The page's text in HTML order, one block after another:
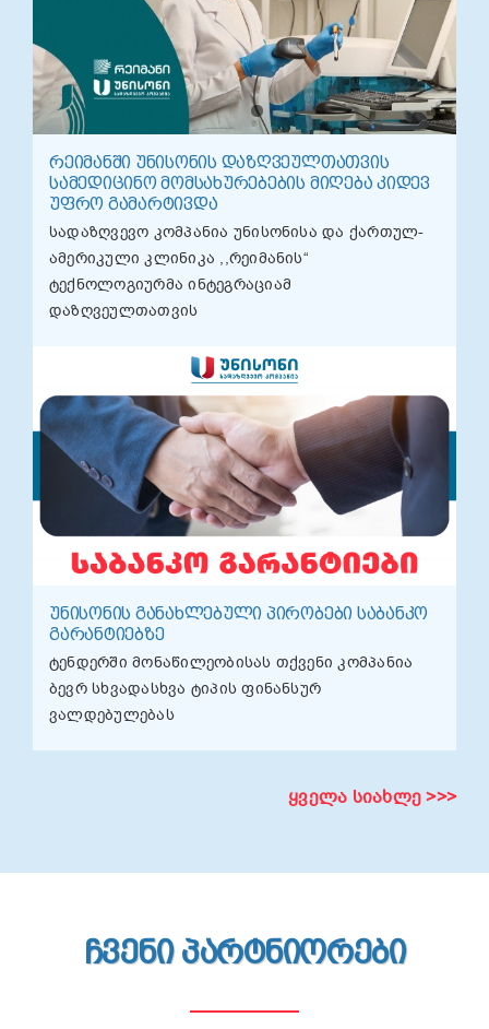
ᲠᲔᲘᲛᲐᲜᲨᲘ ᲣᲜᲘᲡᲝᲜᲘᲡ ᲓᲐᲖᲦᲕᲔᲣᲚᲗᲐᲗᲕᲘᲡ
ᲡᲐᲛᲔᲓᲘᲪᲘᲜᲝ ᲛᲝᲛᲡᲐᲮᲣᲠᲔᲑᲔᲑᲘᲡ ᲛᲘᲦᲔᲑᲐ ᲙᲘᲓᲔᲕ
ᲣᲤᲠᲝ ᲒᲐᲛᲐᲠᲢᲘᲕᲓᲐ
სადაზღვევო კომპანია უნისონისა და ქართულ-
ამერიკული კლინიკა ,,რეიმანის“
ტექნოლოგიურმა ინტეგრაციამ
დაზღვეულთათვის
ᲣᲜᲘᲡᲝᲜᲘᲡ ᲒᲐᲜᲐᲮᲚᲔᲑᲣᲚᲘ ᲞᲘᲠᲝᲑᲔᲑᲘ ᲡᲐᲑᲐᲜᲙᲝ
ᲒᲐᲠᲐᲜᲢᲘᲔᲑᲖᲔ
ტენდერში მონაწილეობისას თქვენი კომპანია
ბევრ სხვადასხვა ტიპის ფინანსურ
ვალდებულებას
ყველა სიახლე >>>
ᲩᲕᲔᲜᲘ ᲞᲐᲠᲢᲜᲘᲝᲠᲔᲑᲘ